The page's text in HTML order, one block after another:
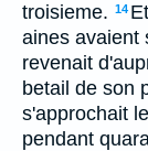
troisieme. 14
aines avaient
revenait
betail de son
s'approchait
pendant